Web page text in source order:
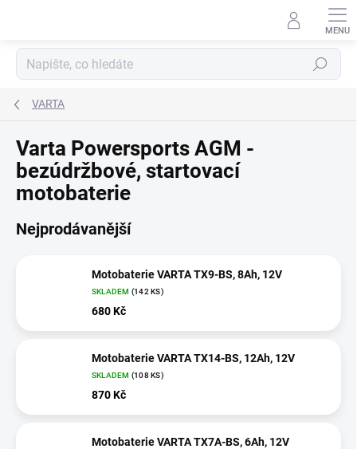
Hledat
VARTA
Varta Powersports AGM -
bezúdržbové, startovací
motobaterie
Nejprodávanější
Motobaterie VARTA TX9-BS, 8Ah, 12V
SKLADEM (142 KS)
680 Kč
Motobaterie VARTA TX14-BS, 12Ah, 12V
SKLADEM (108 KS)
870 Kč
Motobaterie VARTA TX7A-BS, 6Ah, 12V